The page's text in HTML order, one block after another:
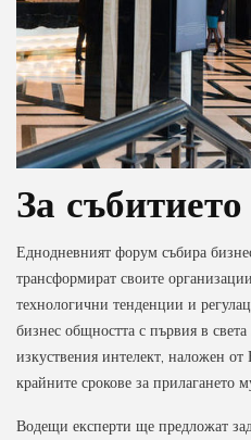
За събитието
Еднодневният форум събира
трансформират своите
технологични тенденции и
бизнес общността с първия в света
изкуствения интелект, наложен
крайните срокове за прилагането
Водещи експерти ще предложат